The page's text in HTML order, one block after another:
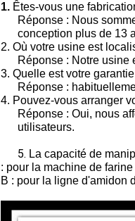
1. Êtes-vous une
Réponse : Nous
conception plus de 13
2. Où votre usine est
Réponse : Notre usine
3. Quelle est votre
Réponse :
4. Pouvez-vous arranger
Réponse : Oui, nous
utilisateurs.
5. La capacité de
: pour la machine de
B : pour la ligne d'amidon